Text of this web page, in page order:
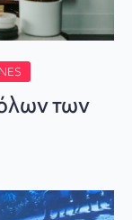
των